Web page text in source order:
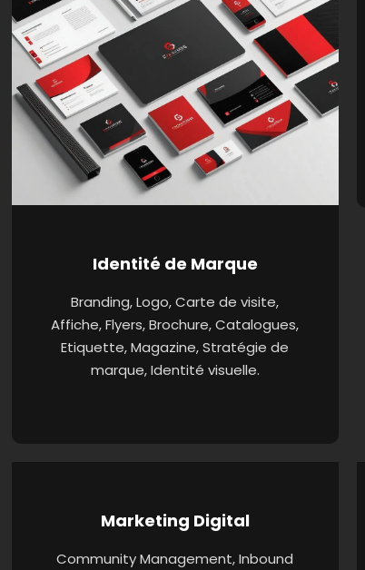
Identité de Marque
Branding, Logo, Carte de visite,
Affiche, Flyers, Brochure, Catalogues,
Etiquette, Magazine, Stratégie de
marque, Identité visuelle.
Marketing Digital
Community Management, Inbound